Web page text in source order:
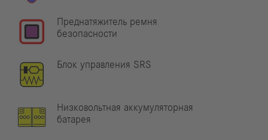
Преднатяжитель ремня
безопасности
Блок управления SRS
Низковольтная аккумуляторная
батарея